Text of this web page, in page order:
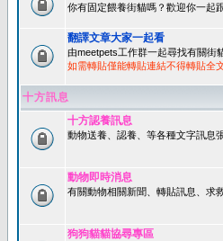
你有固定餵養街貓嗎？歡迎你一起
翻譯文章大家一起看
由meetpets工作群一起尋找有關街
如需轉貼僅能轉貼連結不得轉貼全
十方訊息
十方認養訊息
動物送養、認養、等各種文字訊息
動物即時消息
有關動物相關新聞、轉貼訊息、求
狗狗貓貓協尋專區